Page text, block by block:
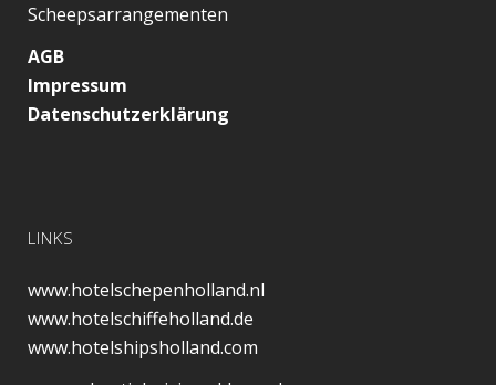
Scheepsarrangementen
AGB
Impressum
Datenschutzerklärung
LINKS
www.hotelschepenholland.nl
www.hotelschiffeholland.de
www.hotelshipsholland.com